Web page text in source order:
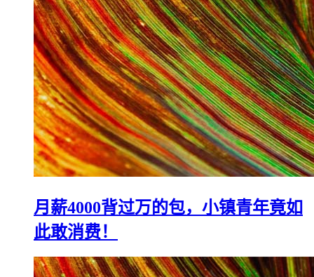
月薪4000背过万的包，小镇青年竟如
此敢消费！